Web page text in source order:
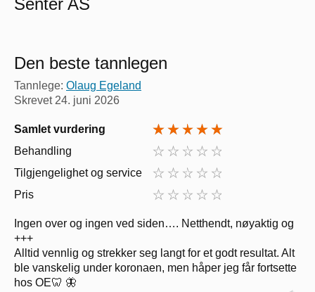
Senter AS
Den beste tannlegen
Tannlege: Olaug Egeland
Skrevet 24. juni 2026
Samlet vurdering
Behandling
Tilgjengelighet og service
Pris
Ingen over og ingen ved siden…. Netthendt, nøyaktig og
+++
Alltid vennlig og strekker seg langt for et godt resultat. Alt
ble vanskelig under koronaen, men håper jeg får fortsette
hos OE🦷 🦋